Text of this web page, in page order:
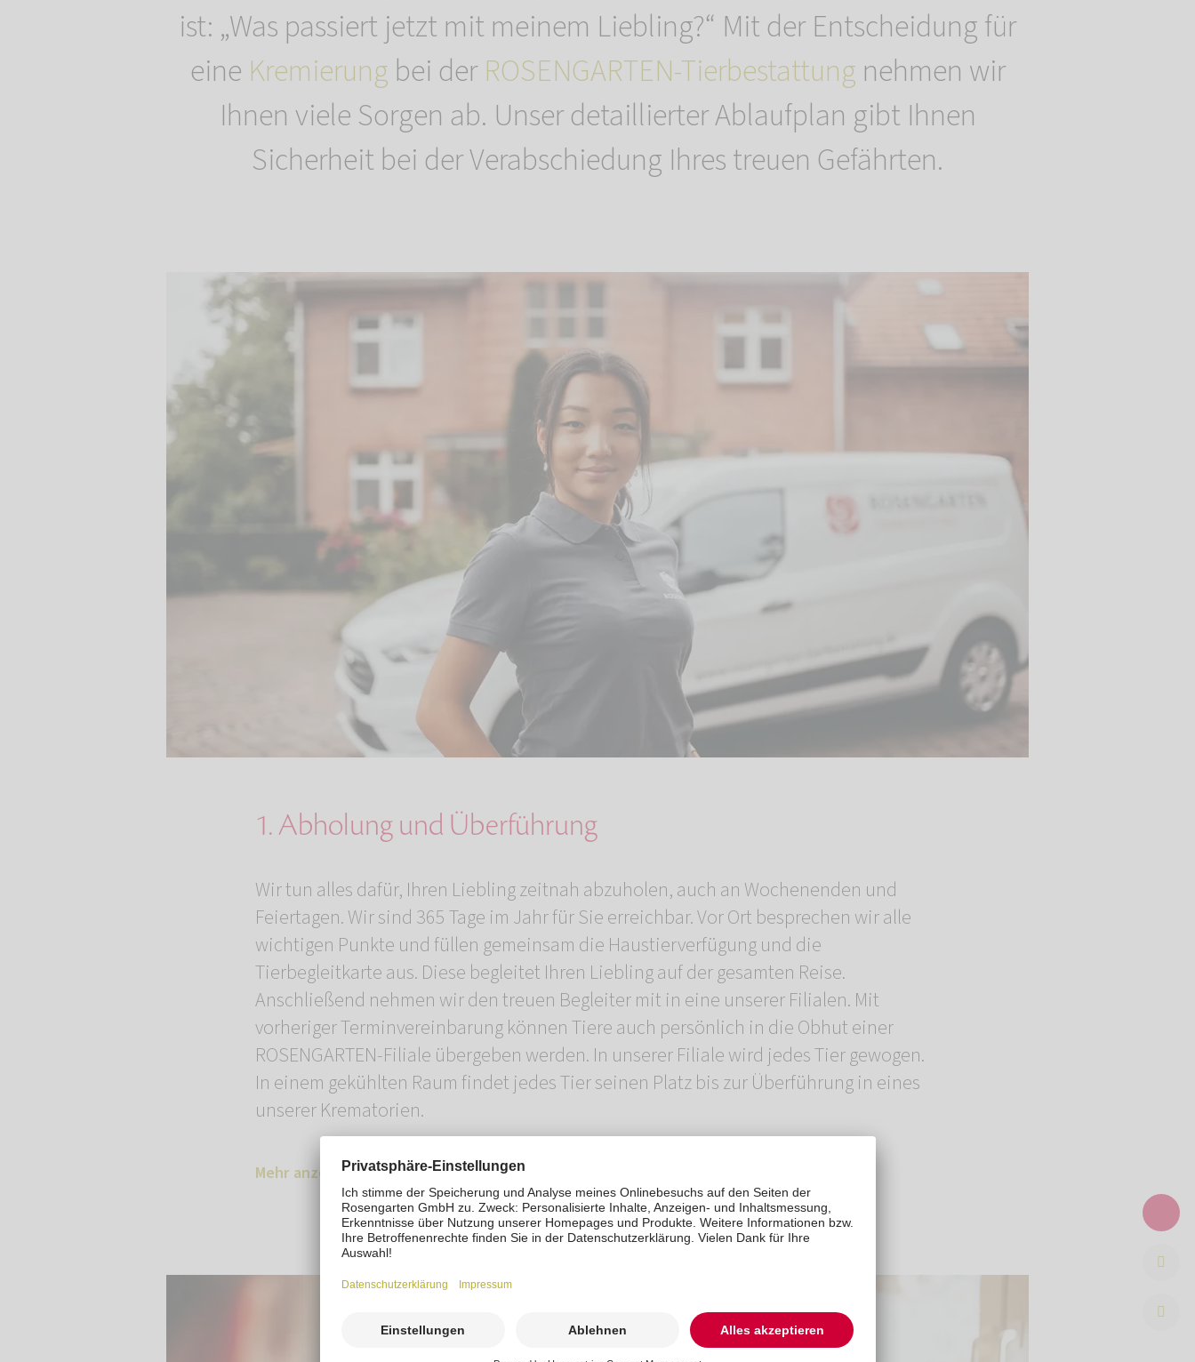
ist: „Was passiert jetzt mit meinem Liebling?“ Mit der Entscheidung für
eine Kremierung bei der ROSENGARTEN-Tierbestattung nehmen wir
Ihnen viele Sorgen ab. Unser detaillierter Ablaufplan gibt Ihnen
Sicherheit bei der Verabschiedung Ihres treuen Gefährten.
1. Abholung und Überführung
Wir tun alles dafür, Ihren Liebling zeitnah abzuholen, auch an Wochenenden und
Feiertagen. Wir sind 365 Tage im Jahr für Sie erreichbar. Vor Ort besprechen wir alle
wichtigen Punkte und füllen gemeinsam die Haustierverfügung und die
Tierbegleitkarte aus. Diese begleitet Ihren Liebling auf der gesamten Reise.
Anschließend nehmen wir den treuen Begleiter mit in eine unserer Filialen. Mit
vorheriger Terminvereinbarung können Tiere auch persönlich in die Obhut einer
ROSENGARTEN-Filiale übergeben werden. In unserer Filiale wird jedes Tier gewogen.
In einem gekühlten Raum findet jedes Tier seinen Platz bis zur Überführung in eines
unserer Krematorien.
Mehr anzeigen